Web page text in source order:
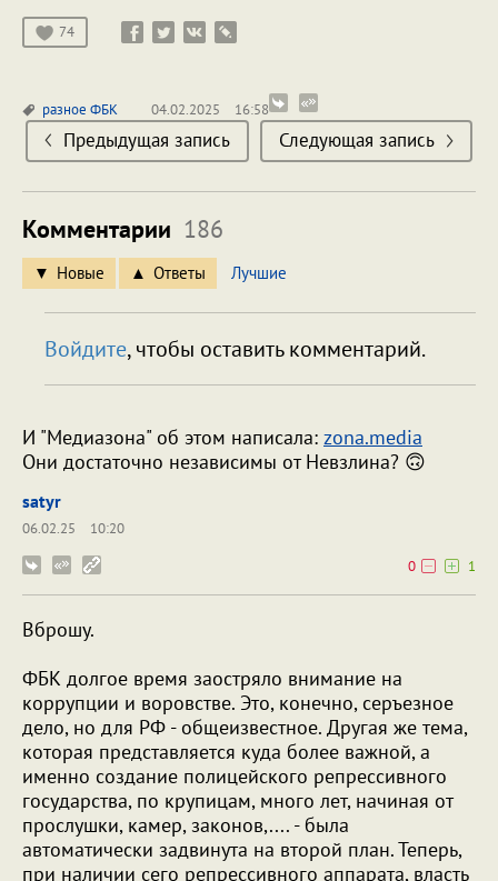
74
разное ФБК 04.02.2025 16:58
Предыдущая запись Следующая запись
Комментарии 186
Новые Ответы Лучшие
Войдите, чтобы оставить комментарий.
И "Медиазона" об этом написала: zona.media
Они достаточно независимы от Невзлина? 🙃
satyr
06.02.25
10:20
0
1
Вброшу.
ФБК долгое время заостряло внимание на
коррупции и воровстве. Это, конечно, серъезное
дело, но для РФ - общеизвестное. Другая же тема,
которая представляется куда более важной, а
именно создание полицейского репрессивного
государства, по крупицам, много лет, начиная от
прослушки, камер, законов,.... - была
автоматически задвинута на второй план. Теперь,
при наличии сего репрессивного аппарата, власть